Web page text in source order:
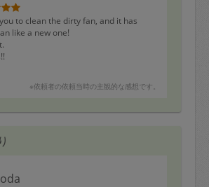
to clean the dirty fan, and it has
like a new one!
※依頼者の依頼当時の主観的な感想です。